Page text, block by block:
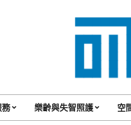
017
Cafe'
樂齡與失智照護 空